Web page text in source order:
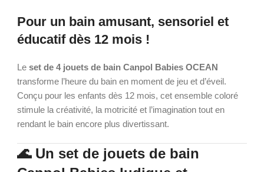
Pour un bain amusant, sensoriel et
éducatif dès 12 mois !
Leset de 4 jouets de bain Canpol Babies OCEAN
transforme l’heure du bain en moment de jeu et d’éveil.
Conçu pour les enfants dès 12 mois, cet ensemble coloré
stimule la créativité, la motricité et l’imagination tout en
rendant le bain encore plus divertissant.
🌊 Un set de jouets de bain